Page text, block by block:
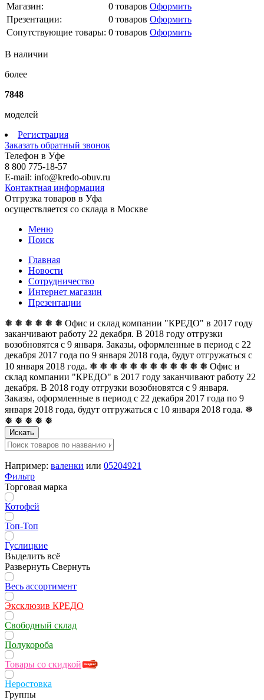
Магазин: 0 товаров Оформить
Презентации:
0 товаров Оформить
Сопутствующие товары: 0 товаров Оформить
В наличии
более
7848
моделей
Регистрация
Заказать обратный звонок
Телефон в Уфе
8 800 775-18-57
E-mail: info@kredo-obuv.ru
Контактная информация
Отгрузка товаров в Уфа
осуществляется со склада в Москве
Меню
Поиск
Главная
Новости
Сотрудничество
Интернет магазин
Презентации
❅ ❅ ❅ ❅ ❅ ❅ Офис и склад компании "КРЕДО" в 2017 году
заканчивают работу 22 декабря. В 2018 году отгрузки
возобновятся с 9 января. Заказы, оформленные в период с 22
декабря 2017 года по 9 января 2018 года, будут отгружаться с
10 января 2018 года. ❅ ❅ ❅ ❅ ❅ ❅ ❅ ❅ ❅ ❅ ❅ ❅ Офис и
склад компании "КРЕДО" в 2017 году заканчивают работу 22
декабря. В 2018 году отгрузки возобновятся с 9 января.
Заказы, оформленные в период с 22 декабря 2017 года по 9
января 2018 года, будут отгружаться с 10 января 2018 года. ❅
❅ ❅ ❅ ❅ ❅
Искать
Например: валенки или 05204921
Фильтр
Торговая марка
Котофей
Топ-Топ
Гуслицкие
Выделить всё
Развернуть Свернуть
Весь ассортимент
Эксклюзив КРЕДО
Свободный склад
Полукороба
Товары со скидкой
Неростовка
Группы